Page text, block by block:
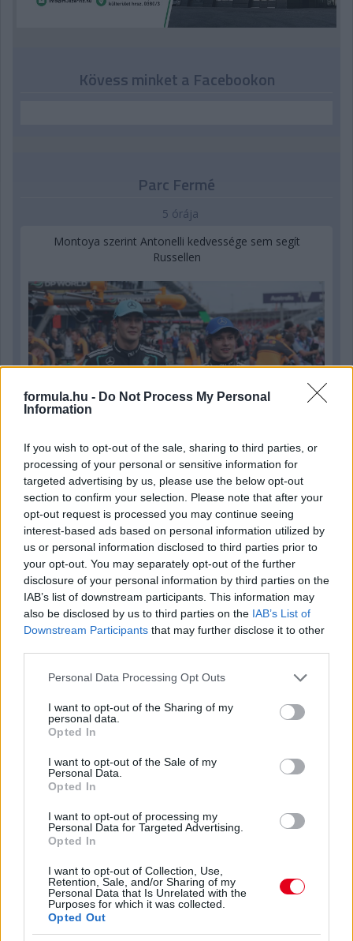
formula.hu - Do Not Process My Personal
Information
If you wish to opt-out of the sale, sharing to third parties, or
processing of your personal or sensitive information for
targeted advertising by us, please use the below opt-out
section to confirm your selection. Please note that after your
opt-out request is processed you may continue seeing
interest-based ads based on personal information utilized by
us or personal information disclosed to third parties prior to
your opt-out. You may separately opt-out of the further
disclosure of your personal information by third parties on the
IAB’s list of downstream participants. This information may
also be disclosed by us to third parties on the IAB’s List of
Downstream Participants that may further disclose it to other
Please note that this website/app uses one or more Google
not limited to your visit or usage behaviour. You may click to
grant or deny consent to Google and its third-party tags to
use your data for below specified purposes in below Google
consent section.
Personal Data Processing Opt Outs
I want to opt-out of the Sharing of my
personal data.
Opted In
I want to opt-out of the Sale of my
Personal Data.
Opted In
I want to opt-out of processing my
Personal Data for Targeted Advertising.
Opted In
I want to opt-out of Collection, Use,
Retention, Sale, and/or Sharing of my
Personal Data that Is Unrelated with the
Purposes for which it was collected.
Opted Out
Kövess minket a Facebookon
Parc Fermé
5 órája
Montoya szerint Antonelli kedvessége sem segít
Russellen
1 napja
Hakkinen megtartaná a Norris-Piastri párost a
McLarennél, nem borítaná fel Verstappenért
Megvan, mikor kezdődik az F1-es Bahreini Nagydíj